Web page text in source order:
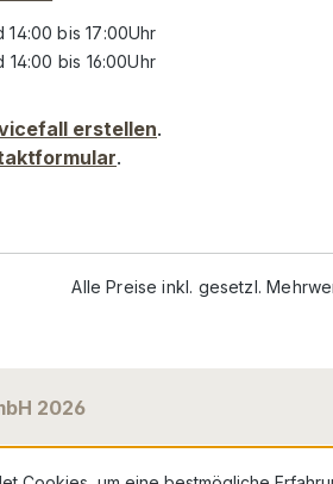
bis 17:00Uhr
14:00 bis 16:00Uhr
erstellen.
.
Alle Preise inkl. gesetzl.
2026